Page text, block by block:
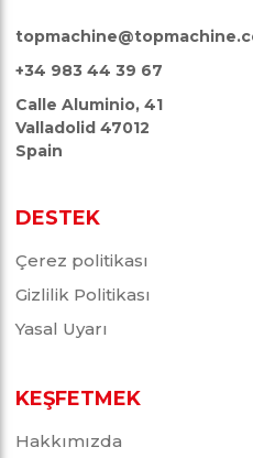
+34 983 44 39 67
Calle Aluminio, 41
Valladolid 47012
Spain
DESTEK
Çerez politikası
Gizlilik Politikası
Yasal Uyarı
KEŞFETMEK
Hakkımızda